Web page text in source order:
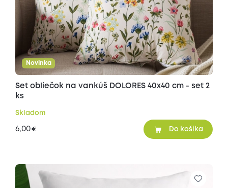
Novinka
Set obliečok na vankúš DOLORES 40x40 cm - set 2
ks
Skladom
6,00€ Do košíka